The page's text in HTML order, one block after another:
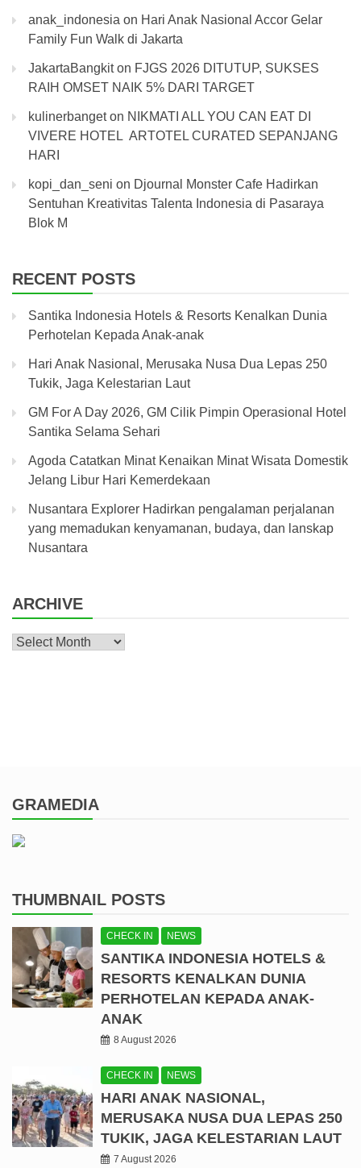
anak_indonesia on Hari Anak Nasional Accor Gelar
Family Fun Walk di Jakarta
JakartaBangkiton FJGS 2026 DITUTUP, SUKSES
RAIH OMSET NAIK 5% DARI TARGET
kulinerbangeton NIKMATI ALL YOU CAN EAT DI
VIVERE HOTEL ARTOTEL CURATED SEPANJANG
HARI
kopi_dan_seni on Djournal Monster Cafe Hadirkan
Sentuhan Kreativitas Talenta Indonesia di Pasaraya
Blok M
RECENT POSTS
Santika Indonesia Hotels & Resorts Kenalkan Dunia
Perhotelan Kepada Anak-anak
Hari Anak Nasional, Merusaka Nusa Dua Lepas 250
Tukik, Jaga Kelestarian Laut
GM For A Day 2026, GM Cilik Pimpin Operasional Hotel
Santika Selama Sehari
Agoda Catatkan Minat Kenaikan Minat Wisata Domestik
Jelang Libur Hari Kemerdekaan
Nusantara Explorer Hadirkan pengalaman perjalanan
yang memadukan kenyamanan, budaya, dan lanskap
Nusantara
ARCHIVE
Archive
GRAMEDIA
THUMBNAIL POSTS
CHECK IN NEWS
SANTIKA INDONESIA HOTELS &
RESORTS KENALKAN DUNIA
PERHOTELAN KEPADA ANAK-
ANAK
8 August 2026
CHECK IN NEWS
HARI ANAK NASIONAL,
MERUSAKA NUSA DUA LEPAS 250
TUKIK, JAGA KELESTARIAN LAUT
7 August 2026